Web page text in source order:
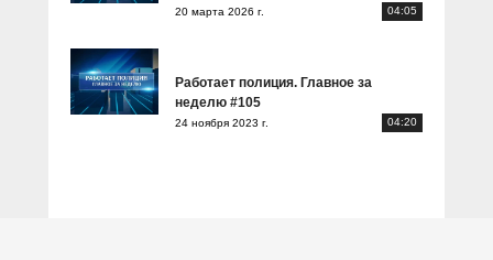
20 марта 2026 г. 04:05
Работает полиция. Главное за
неделю #105
24 ноября 2023 г. 04:20